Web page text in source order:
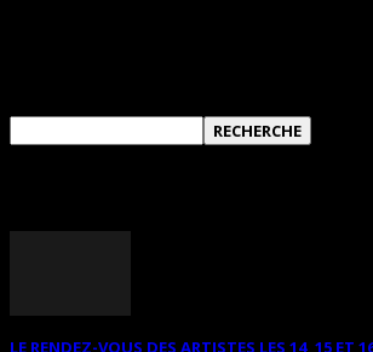
LE RENDEZ-VOUS DES ARTISTES LES 14, 15 ET